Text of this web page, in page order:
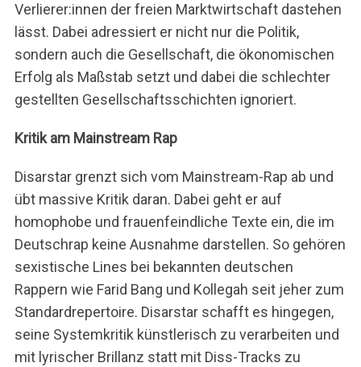
Verlierer:innen der freien Marktwirtschaft dastehen
lässt. Dabei adressiert er nicht nur die Politik,
sondern auch die Gesellschaft, die ökonomischen
Erfolg als Maßstab setzt und dabei die schlechter
gestellten Gesellschaftsschichten ignoriert.
Kritik am Mainstream Rap
Disarstar grenzt sich vom Mainstream-Rap ab und
übt massive Kritik daran. Dabei geht er auf
homophobe und frauenfeindliche Texte ein, die im
Deutschrap keine Ausnahme darstellen. So gehören
sexistische Lines bei bekannten deutschen
Rappern wie Farid Bang und Kollegah seit jeher zum
Standardrepertoire. Disarstar schafft es hingegen,
seine Systemkritik künstlerisch zu verarbeiten und
mit lyrischer Brillanz statt mit Diss-Tracks zu